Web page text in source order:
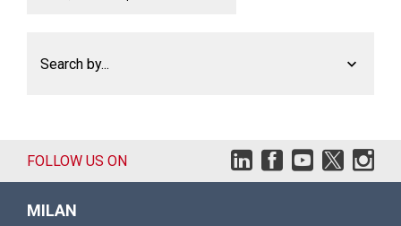
Search by...
FOLLOW US ON
MILAN